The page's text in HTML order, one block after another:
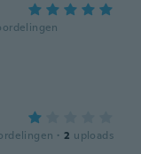
· 2 uploads